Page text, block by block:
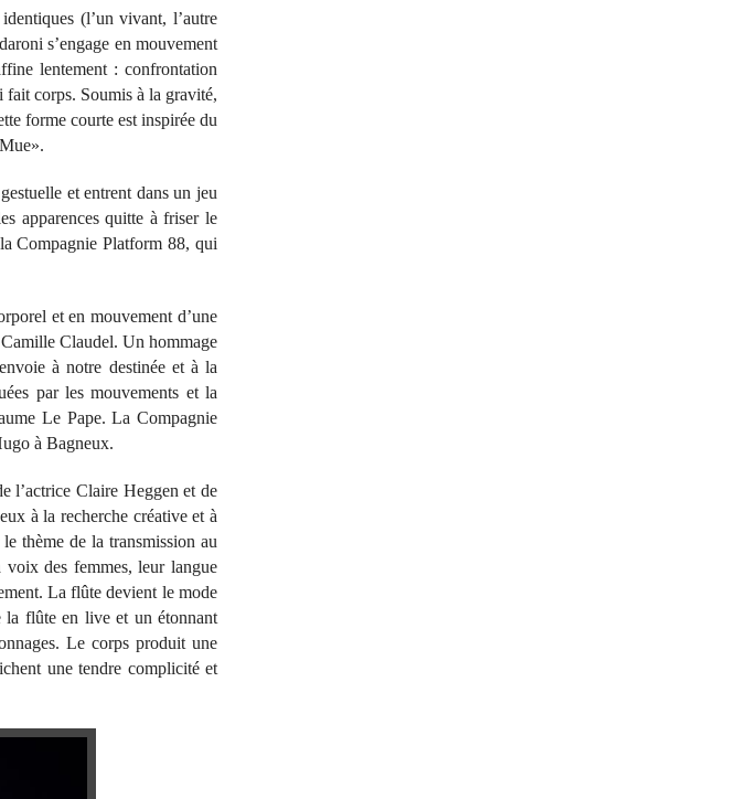
(l’un vivant, l’autre
s’engage en mouvement
lentement : confrontation
corps. Soumis à la gravité,
forme courte est inspirée du
et entrent dans un jeu
apparences quitte à friser le
Compagnie Platform 88, qui
et en mouvement d’une
Claudel. Un hommage
à notre destinée et à la
par les mouvements et la
Le Pape. La Compagnie
à Bagneux.
l’actrice Claire Heggen et de
à la recherche créative et à
thème de la transmission au
des femmes, leur langue
La flûte devient le mode
la flûte en live et un étonnant
Le corps produit une
une tendre complicité et